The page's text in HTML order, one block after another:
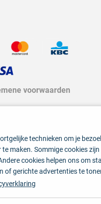
voorwaarden
technieken om je
maken. Sommige cookies
cookies helpen ons om
of gerichte advertenties te